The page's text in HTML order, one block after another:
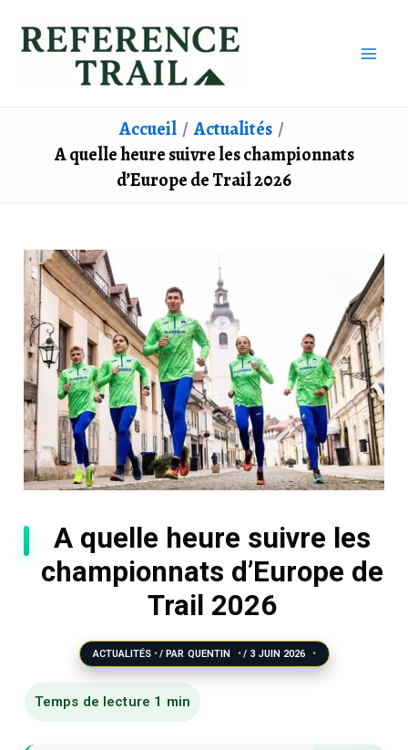
Accueil
Actualités
A quelle heure suivre les championnats
d’Europe de Trail 2026
A quelle heure suivre les
championnats d’Europe de
Trail 2026
ACTUALITÉS / PAR QUENTIN / 3 JUIN 2026